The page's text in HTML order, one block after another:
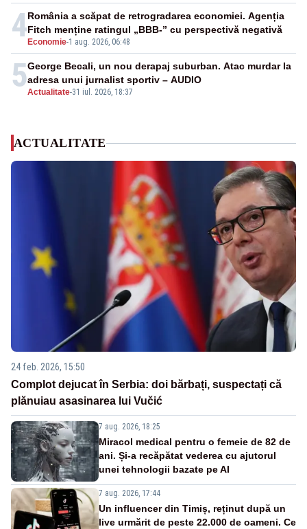
4 Economie-1 aug. 2026, 06:48
România a scăpat de retrogradarea economiei. Agenția
Fitch menține ratingul „BBB-” cu perspectivă negativă
5Actualitate-31 iul. 2026, 18:37
George Becali, un nou derapaj suburban. Atac murdar la
adresa unui jurnalist sportiv – AUDIO
ACTUALITATE
24 feb. 2026, 15:50
Complot dejucat în Serbia: doi bărbați, suspectați că
plănuiau asasinarea lui Vučić
7 aug. 2026, 18:25
Miracol medical pentru o femeie de 82 de
ani. Și-a recăpătat vederea cu ajutorul
unei tehnologii bazate pe AI
7 aug. 2026, 17:44
Un influencer din Timiș, reținut după un
live urmărit de peste 22.000 de oameni. Ce